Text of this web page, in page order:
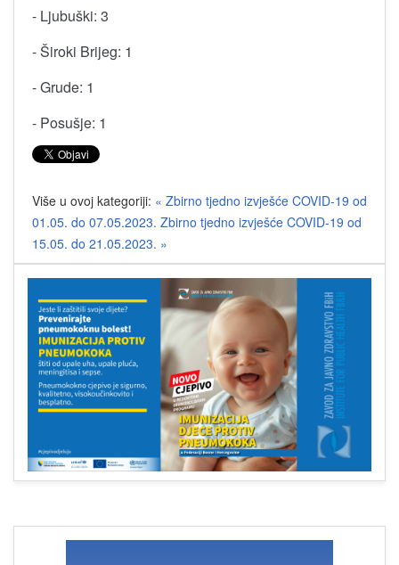
- Ljubuški: 3
- Široki Brijeg: 1
- Grude: 1
- Posušje: 1
Više u ovoj kategoriji: « Zbirno tjedno izvješće COVID-19 od
01.05. do 07.05.2023. Zbirno tjedno izvješće COVID-19 od
15.05. do 21.05.2023. »